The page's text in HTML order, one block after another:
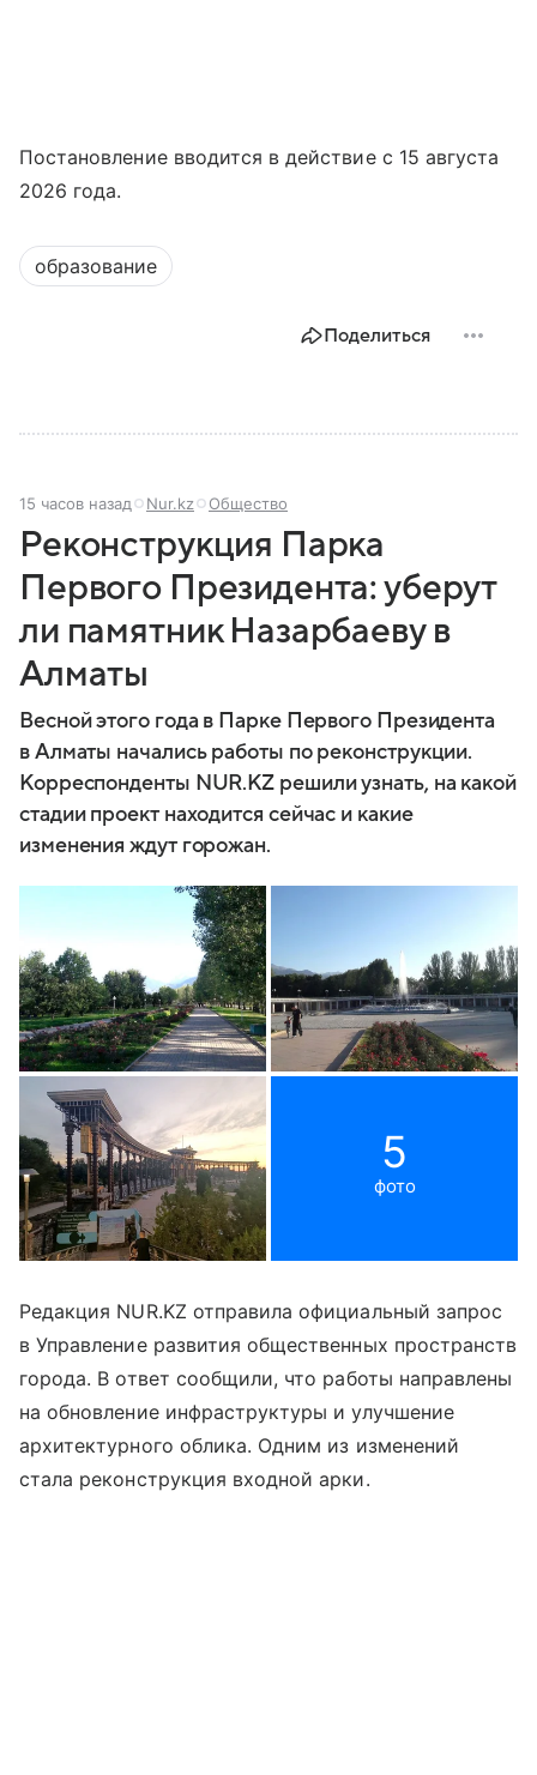
Постановление вводится в действие с 15 августа
2026 года.
образование
Поделиться
15 часов назад Nur.kz Общество
Реконструкция Парка
Первого Президента: уберут
ли памятник Назарбаеву в
Алматы
Весной этого года в Парке Первого Президента
в Алматы начались работы по реконструкции.
Корреспонденты NUR.KZ решили узнать, на какой
стадии проект находится сейчас и какие
изменения ждут горожан.
5
фото
Редакция NUR.KZ отправила официальный запрос
в Управление развития общественных пространств
города. В ответ сообщили, что работы направлены
на обновление инфраструктуры и улучшение
архитектурного облика. Одним из изменений
стала реконструкция входной арки.